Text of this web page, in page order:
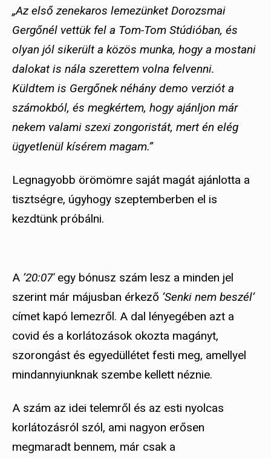
„Az első zenekaros lemezünket Dorozsmai
Gergőnél vettük fel a Tom-Tom Stúdióban, és
olyan jól sikerült a közös munka, hogy a mostani
dalokat is nála szerettem volna felvenni.
Küldtem is Gergőnek néhány demo verziót a
számokból, és megkértem, hogy ajánljon már
nekem valami szexi zongoristát, mert én elég
ügyetlenül kísérem magam.”
Legnagyobb örömömre saját magát ajánlotta a
tisztségre, úgyhogy szeptemberben el is
kezdtünk próbálni.
A ’20:07′egy bónusz szám lesz a minden jel
szerint már májusban érkező ‘Senki nem beszél’
címet kapó lemezről. A dal lényegében azt a
covid és a korlátozások okozta magányt,
szorongást és egyedüllétet festi meg, amellyel
mindannyiunknak szembe kellett néznie.
A szám az idei telemről és az esti nyolcas
korlátozásról szól, ami nagyon erősen
megmaradt bennem, már csak a